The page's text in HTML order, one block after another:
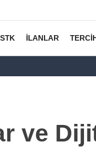
STK İLANLAR
ve